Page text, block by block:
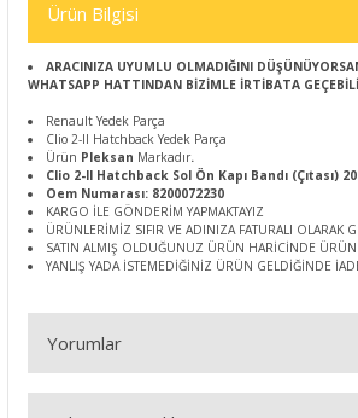
Ürün Bilgisi
ARACINIZA UYUMLU OLMADIĞINI
WHATSAPP HATTINDAN BİZİMLE İRTİBATA
Renault Yedek Parça
Clio 2-II Hatchback Yedek Parça
Ürün Pleksan Markadır.
Clio 2-II Hatchback Sol Ön Kapı Bandı (Çıtası)
Oem Numarası: 8200072230
KARGO İLE GÖNDERİM YAPMAKTAYIZ
ÜRÜNLERİMİZ SIFIR VE ADINIZA FATURALI OLARAK
SATIN ALMIŞ OLDUĞUNUZ ÜRÜN HARİCİNDE
YANLIŞ YADA İSTEMEDİĞİNİZ ÜRÜN GELDİĞİNDE
Yorumlar